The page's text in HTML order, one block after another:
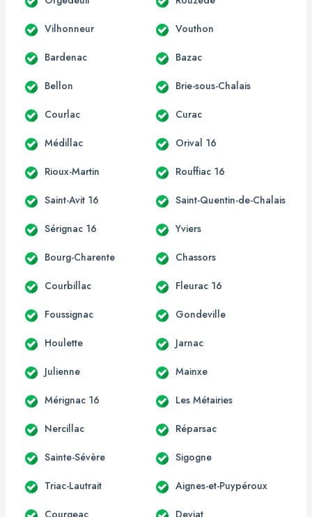
Vilhonneur Vouthon
Bardenac Bazac
Bellon Brie-sous-Chalais
Courlac Curac
Médillac Orival 16
Rioux-Martin Rouffiac 16
Saint-Avit 16 Saint-Quentin-de-Chalais
Sérignac 16 Yviers
Bourg-Charente Chassors
Courbillac Fleurac 16
Foussignac Gondeville
Houlette Jarnac
Julienne Mainxe
Mérignac 16 Les Métairies
Nercillac Réparsac
Sainte-Sévère Sigogne
Triac-Lautrait Aignes-et-Puypéroux
Courgeac Deviat